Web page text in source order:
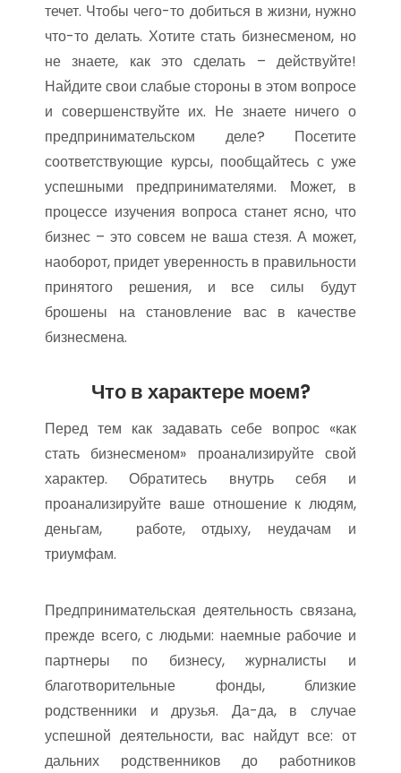
течет. Чтобы чего-то добиться в жизни, нужно
что-то делать. Хотите стать бизнесменом, но
не знаете, как это сделать – действуйте!
Найдите свои слабые стороны в этом вопросе
и совершенствуйте их. Не знаете ничего о
предпринимательском деле? Посетите
соответствующие курсы, пообщайтесь с уже
успешными предпринимателями. Может, в
процессе изучения вопроса станет ясно, что
бизнес – это совсем не ваша стезя. А может,
наоборот, придет уверенность в правильности
принятого решения, и все силы будут
брошены на становление вас в качестве
бизнесмена.
Что в характере моем?
Перед тем как задавать себе вопрос «как
стать бизнесменом» проанализируйте свой
характер. Обратитесь внутрь себя и
проанализируйте ваше отношение к людям,
деньгам, работе, отдыху, неудачам и
триумфам.
Предпринимательская деятельность связана,
прежде всего, с людьми: наемные рабочие и
партнеры по бизнесу, журналисты и
благотворительные фонды, близкие
родственники и друзья. Да-да, в случае
успешной деятельности, вас найдут все: от
дальних родственников до работников